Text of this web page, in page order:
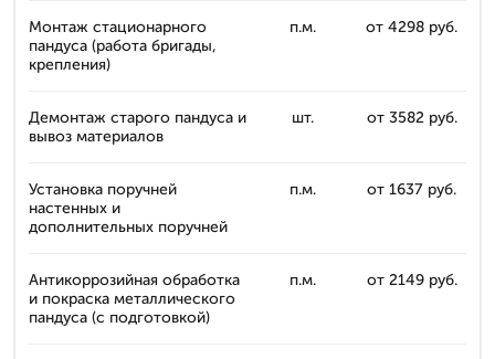
Монтаж стационарного
пандуса (работа бригады,
крепления)
п.м. от 4298 руб.
Демонтаж старого пандуса и
вывоз материалов
шт. от 3582 руб.
Установка поручней
настенных и
дополнительных поручней
п.м. от 1637 руб.
Антикоррозийная обработка
и покраска металлического
пандуса (с подготовкой)
п.м. от 2149 руб.